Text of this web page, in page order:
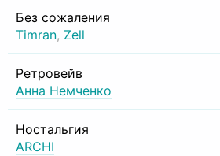
Без сожаления
Timran, Zell
Ретровейв
Анна Немченко
Ностальгия
ARCHI